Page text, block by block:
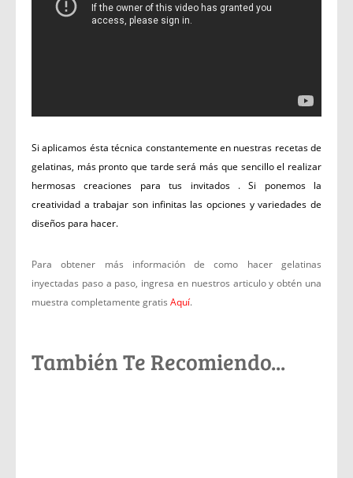
Si aplicamos ésta técnica constantemente en nuestras recetas de
gelatinas, más pronto que tarde será más que sencillo el realizar
hermosas creaciones para tus invitados . Si ponemos la
creatividad a trabajar son infinitas las opciones y variedades de
diseños para hacer.
Para obtener más información de como hacer gelatinas
inyectadas paso a paso, ingresa en nuestros articulo y obtén una
muestra completamente gratis Aquí.
También Te Recomiendo...